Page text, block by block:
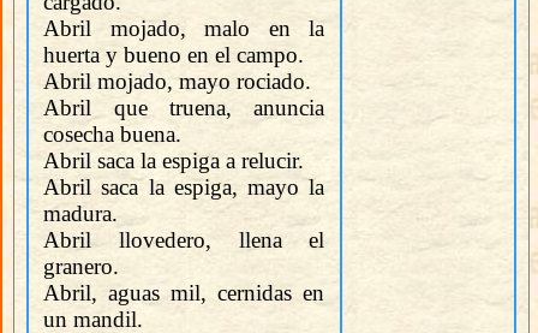
Abril mojado, malo en la
huerta y bueno en el campo.
Abril mojado, mayo rociado.
Abril que truena, anuncia
cosecha buena.
Abril saca la espiga a relucir.
Abril saca la espiga, mayo la
madura.
Abril llovedero, llena el
granero.
Abril, aguas mil, cernidas en
un mandil.